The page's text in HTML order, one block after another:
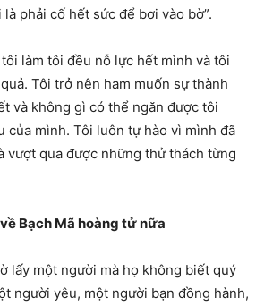
phải cố hết sức để bơi vào bờ”.
làm tôi đều nỗ lực hết mình và tôi
Tôi trở nên ham muốn sự thành
và không gì có thể ngăn được tôi
của mình. Tôi luôn tự hào vì mình đã
vượt qua được những thử thách từng
Bạch Mã hoàng tử nữa
lấy một người mà họ không biết quý
người yêu, một người bạn đồng hành,